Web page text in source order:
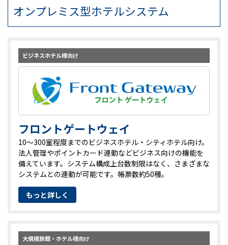
オンプレミス型ホテルシステム
ビジネスホテル様向け
フロントゲートウェイ
10～300室程度までのビジネスホテル・シティホテル向け。
法人管理やポイントカード連動などビジネス向けの機能を
備えています。システム構成上台数制限はなく、さまざまな
システムとの連動が可能です。帳票数約50種。
もっと詳しく
大規模旅館・ホテル様向け